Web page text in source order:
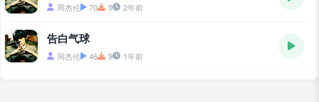
周杰伦 70 9 2年前
告白气球
周杰伦 46 9 1年前